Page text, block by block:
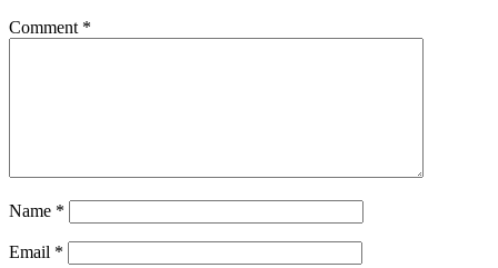
Comment *
Name *
Email *